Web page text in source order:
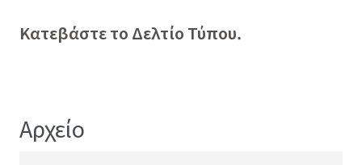
Κατεβάστε το Δελτίο Τύπου.
Αρχείο